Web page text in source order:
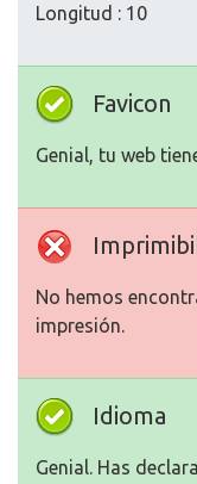
Longitud : 10
Favicon
Genial, tu web
No hemos
impresión.
Idioma
Genial. Has